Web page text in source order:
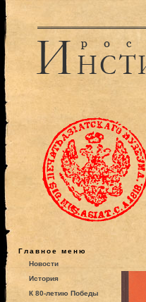
Главное меню
Новости
История
К 80-летию Победы